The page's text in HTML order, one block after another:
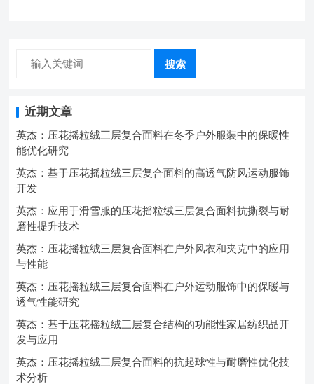
搜索
近期文章
英杰：压花摇粒绒三层复合面料在冬季户外服装中的保暖性
能优化研究
英杰：基于压花摇粒绒三层复合面料的高透气防风运动服饰
开发
英杰：应用于滑雪服的压花摇粒绒三层复合面料抗撕裂与耐
磨性提升技术
英杰：压花摇粒绒三层复合面料在户外风衣和夹克中的应用
与性能
英杰：压花摇粒绒三层复合面料在户外运动服饰中的保暖与
透气性能研究
英杰：基于压花摇粒绒三层复合结构的功能性家居纺织品开
发与应用
英杰：压花摇粒绒三层复合面料的抗起球性与耐磨性优化技
术分析